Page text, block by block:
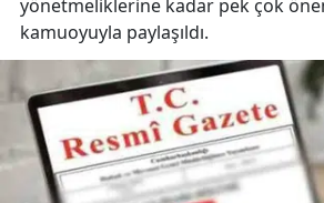
yönetmeliklerine kadar pek çok
kamuoyuyla paylaşıldı.